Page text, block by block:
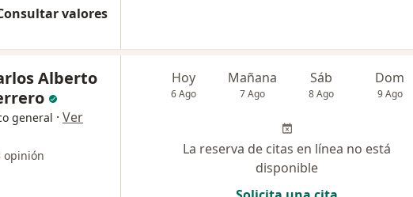
valores
Alberto
general · Ver
opinión
Hoy
6 Ago
Mañana
7 Ago
Sáb
8 Ago
Dom
9 Ago
La reserva de citas en línea no está
disponible